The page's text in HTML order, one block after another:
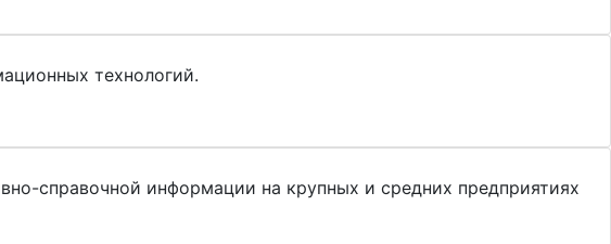
технологий.
справочной информации на крупных и средних предприятиях